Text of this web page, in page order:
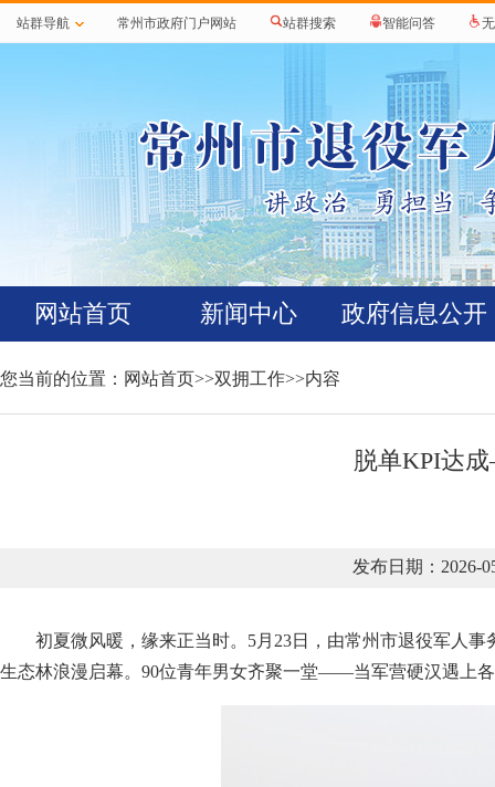
站群导航 常州市政府门户网站 站群搜索 智能问答
网站首页 新闻中心 政府信息公开
您当前的位置： 网站首页>>双拥工作>>内容
脱单KPI达
发布日期：2026-
初夏微风暖，缘来正当时。5月23日，由常州市退役军人
生态林浪漫启幕。90位青年男女齐聚一堂——当军营硬汉遇上